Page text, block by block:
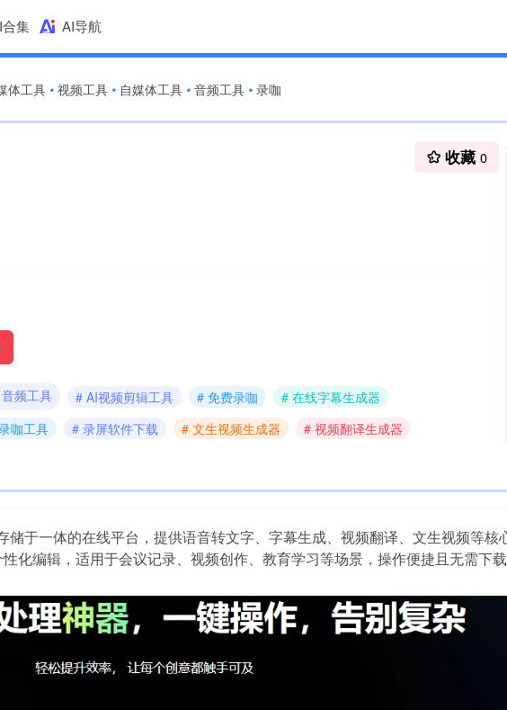
集 AI导航
体工具 • 视频工具 • 自媒体工具 • 音频工具 • 录咖
收藏 0
音频工具 # AI视频剪辑工具 # 免费录咖
# 在线字幕生成器
咖工具 # 录屏软件下载 # 文生视频生成器
# 视频翻译生成器
于一体的在线平台，提供语音转文字、字幕生成、视频翻译、文生视频等核
化编辑，适用于会议记录、视频创作、教育学习等场景，操作便捷且无需下